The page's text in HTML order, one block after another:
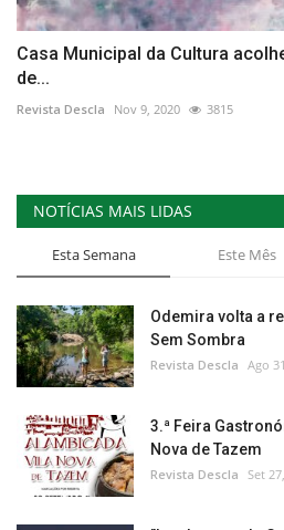
Casa Municipal da Cultura
de...
Revista Descla Nov 9, 2020 3815
NOTÍCIAS MAIS LIDAS
Esta Semana Este Mês
Odemira volta a
Sem Sombra
Revista Descla Ago
3.ª Feira
Nova de Tazem
Revista Descla Set